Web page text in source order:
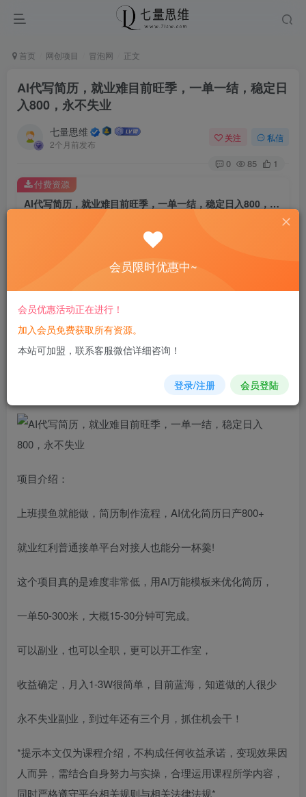
首页 网创项目 冒泡网 正文
AI代写简历，就业难目前旺季，一单一结，稳定日
入800，永不失业
七量思维
2个月前发布
关注 私信
0 85 1
AI代写简历，就业难目前旺季，一单一结，稳定日入800，永不失业
8.8
免费
您当前未登录！建议登陆后购买，可保存购买订单
付费资源
项目介绍：
上班摸鱼就能做，简历制作流程，AI优化简历日产800+
就业红利普通接单平台对接人也能分一杯羹!
这个项目真的是难度非常低，用AI万能模板来优化简历，
一单50-300米，大概15-30分钟可完成。
可以副业，也可以全职，更可以开工作室，
收益确定，月入1-3W很简单，目前蓝海，知道做的人很少
永不失业副业，到过年还有三个月，抓住机会干！
*提示本文仅为课程介绍，不构成任何收益承诺，变现效果因
人而异，需结合自身努力与实操，合理运用课程所学内容，
同时严格遵守平台相关规则与相关法律法规*
会员限时优惠中~
会员优惠活动正在进行！
加入会员免费获取所有资源。
本站可加盟，联系客服微信详细咨询！
登录/注册 会员登陆